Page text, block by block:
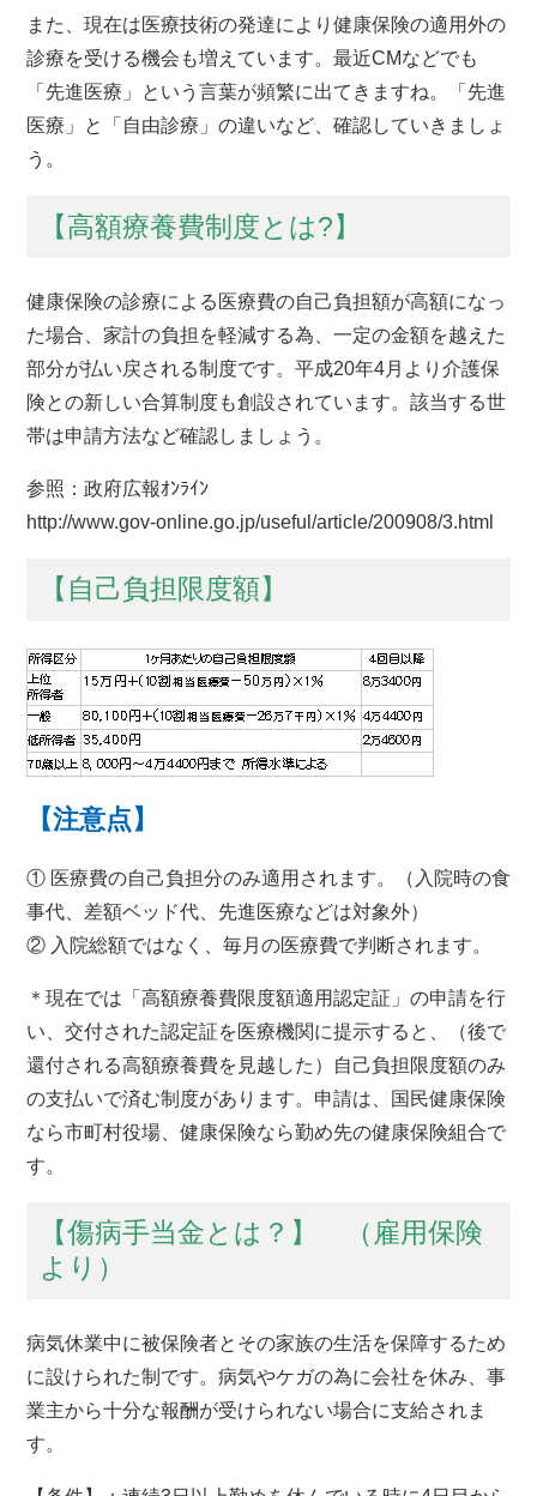
また、現在は医療技術の発達により健康保険の適用外の
診療を受ける機会も増えています。最近CMなどでも
「先進医療」という言葉が頻繁に出てきますね。「先進
医療」と「自由診療」の違いなど、確認していきましょ
う。
【高額療養費制度とは?】
健康保険の診療による医療費の自己負担額が高額になっ
た場合、家計の負担を軽減する為、一定の金額を越えた
部分が払い戻される制度です。平成20年4月より介護保
険との新しい合算制度も創設されています。該当する世
帯は申請方法など確認しましょう。
参照：政府広報ｵﾝﾗｲﾝ
http://www.gov-online.go.jp/useful/article/200908/3.html
【自己負担限度額】
【注意点】
① 医療費の自己負担分のみ適用されます。（入院時の食
事代、差額ベッド代、先進医療などは対象外）
② 入院総額ではなく、毎月の医療費で判断されます。
＊現在では「高額療養費限度額適用認定証」の申請を行
い、交付された認定証を医療機関に提示すると、（後で
還付される高額療養費を見越した）自己負担限度額のみ
の支払いで済む制度があります。申請は、国民健康保険
なら市町村役場、健康保険なら勤め先の健康保険組合で
す。
【傷病手当金とは？】 （雇用保険
より）
病気休業中に被保険者とその家族の生活を保障するため
に設けられた制です。病気やケガの為に会社を休み、事
業主から十分な報酬が受けられない場合に支給されま
す。